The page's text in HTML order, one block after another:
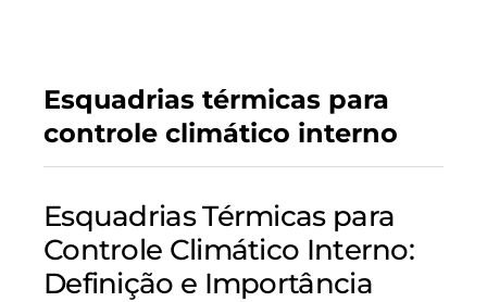
Esquadrias térmicas para
controle climático interno
Esquadrias Térmicas para
Controle Climático Interno:
Definição e Importância